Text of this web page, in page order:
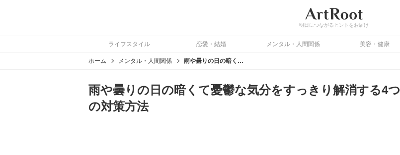
明日につながるヒントをお届け
ライフスタイル 恋愛・結婚 メンタル・人間関係 美容・健康
ホーム メンタル・人間関係 雨や曇りの日の暗くて憂鬱な気分をすっきり解消する4つの対策方法
雨や曇りの日の暗くて憂鬱な気分をすっきり解消する4つ
の対策方法